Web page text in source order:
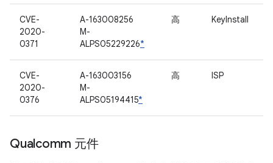
CVE-
2020-
0371
A-163008256
M-
ALPS05229226*
高 KeyInstall
CVE-
2020-
0376
A-163003156
M-
ALPS05194415*
高 ISP
Qualcomm 元件